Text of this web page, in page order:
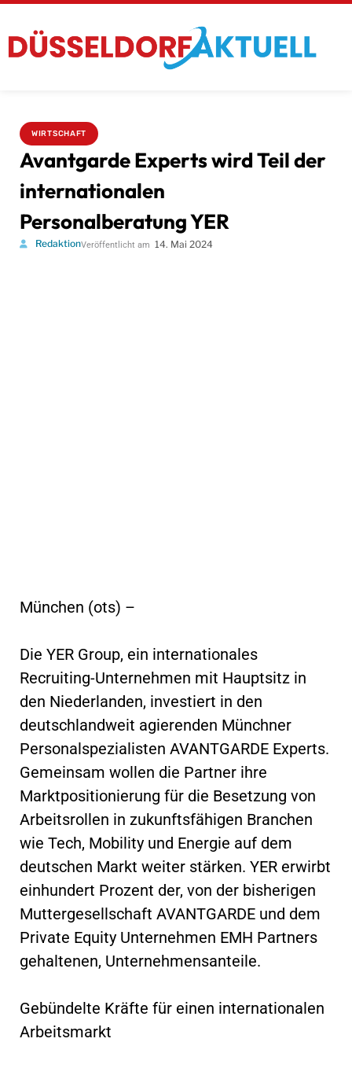
WIRTSCHAFT
Avantgarde Experts wird Teil der
internationalen
Personalberatung YER
RedaktionVeröffentlicht am 14. Mai 2024
München (ots) –
Die YER Group, ein internationales
Recruiting-Unternehmen mit Hauptsitz in
den Niederlanden, investiert in den
deutschlandweit agierenden Münchner
Personalspezialisten AVANTGARDE Experts.
Gemeinsam wollen die Partner ihre
Marktpositionierung für die Besetzung von
Arbeitsrollen in zukunftsfähigen Branchen
wie Tech, Mobility und Energie auf dem
deutschen Markt weiter stärken. YER erwirbt
einhundert Prozent der, von der bisherigen
Muttergesellschaft AVANTGARDE und dem
Private Equity Unternehmen EMH Partners
gehaltenen, Unternehmensanteile.
Gebündelte Kräfte für einen internationalen
Arbeitsmarkt